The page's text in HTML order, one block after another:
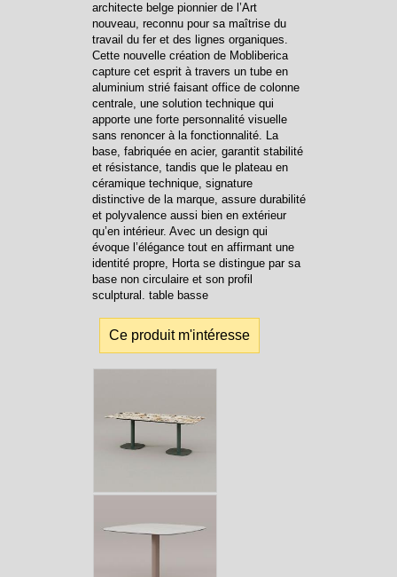
architecte belge pionnier de l’Art
nouveau, reconnu pour sa maîtrise du
travail du fer et des lignes organiques.
Cette nouvelle création de Mobliberica
capture cet esprit à travers un tube en
aluminium strié faisant office de colonne
centrale, une solution technique qui
apporte une forte personnalité visuelle
sans renoncer à la fonctionnalité. La
base, fabriquée en acier, garantit stabilité
et résistance, tandis que le plateau en
céramique technique, signature
distinctive de la marque, assure durabilité
et polyvalence aussi bien en extérieur
qu’en intérieur. Avec un design qui
évoque l’élégance tout en affirmant une
identité propre, Horta se distingue par sa
base non circulaire et son profil
sculptural. table basse
Ce produit m'intéresse